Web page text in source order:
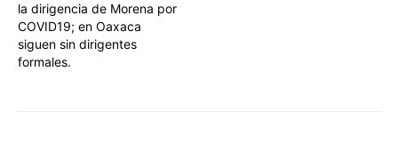
la dirigencia de Morena por
COVID19; en Oaxaca
siguen sin dirigentes
formales.